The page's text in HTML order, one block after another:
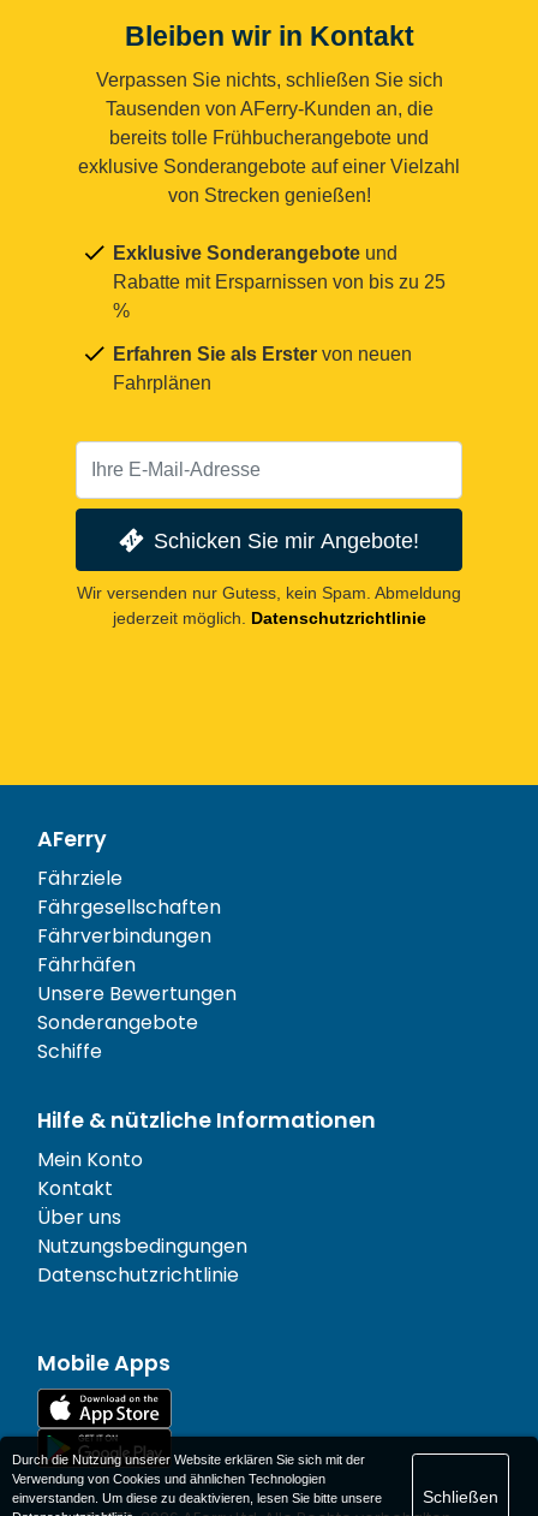
Bleiben wir in Kontakt
Verpassen Sie nichts, schließen Sie sich
Tausenden von AFerry-Kunden an, die
bereits tolle Frühbucherangebote und
exklusive Sonderangebote auf einer Vielzahl
von Strecken genießen!
Exklusive Sonderangebote und
Rabatte mit Ersparnissen von bis zu 25
%
Erfahren Sie als Erster von neuen
Fahrplänen
Schicken Sie mir Angebote!
Wir versenden nur Gutess, kein Spam. Abmeldung
jederzeit möglich.
Datenschutzrichtlinie
AFerry
Fährziele
Fährgesellschaften
Fährverbindungen
Fährhäfen
Unsere Bewertungen
Sonderangebote
Schiffe
Hilfe & nützliche Informationen
Mein Konto
Kontakt
Über uns
Nutzungsbedingungen
Datenschutzrichtlinie
Mobile Apps
Durch die Nutzung unserer Website erklären Sie sich mit der
Verwendung von Cookies und ähnlichen Technologien
einverstanden. Um diese zu deaktivieren, lesen Sie bitte unsere
Schließen